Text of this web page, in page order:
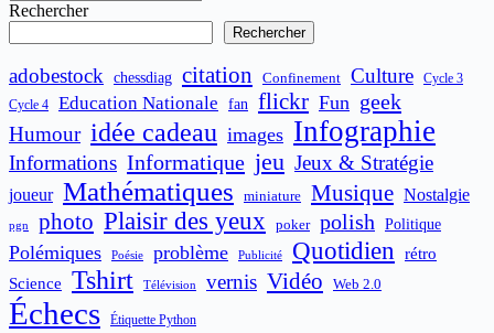
Rechercher
Rechercher
adobestock chessdiag citation Confinement Culture
Cycle 3
Cycle 4
Education Nationale fan flickr Fun geek
Humour idée cadeau images Infographie
Informations Informatique jeu Jeux & Stratégie
joueur Mathématiques miniature Musique Nostalgie
pgn photo Plaisir des yeux poker polish Politique
Polémiques Poésie problème Publicité Quotidien
rétro
Science
Tshirt Télévision vernis Vidéo Web 2.0
Échecs Étiquette Python